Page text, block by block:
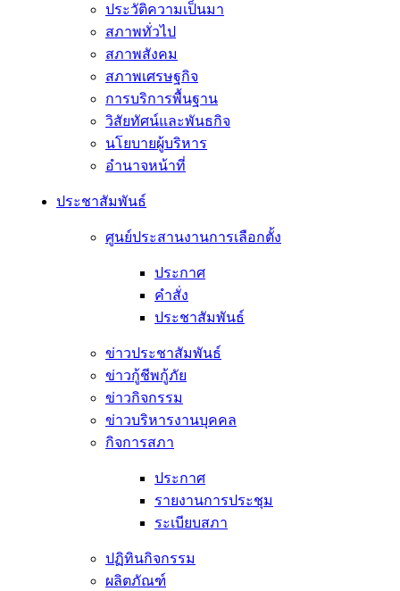
ประวัติความเป็นมา
สภาพทั่วไป
สภาพสังคม
สภาพเศรษฐกิจ
การบริการพื้นฐาน
วิสัยทัศน์และพันธกิจ
นโยบายผู้บริหาร
อํานาจหน้าที่
ประชาสัมพันธ์
ศูนย์ประสานงานการเลือกตั้ง
ประกาศ
คำสั่ง
ประชาสัมพันธ์
ข่าวประชาสัมพันธ์
ข่าวกู้ชีพกู้ภัย
ข่าวกิจกรรม
ข่าวบริหารงานบุคคล
กิจการสภา
ประกาศ
รายงานการประชุม
ระเบียบสภา
ปฏิทินกิจกรรม
ผลิตภัณฑ์